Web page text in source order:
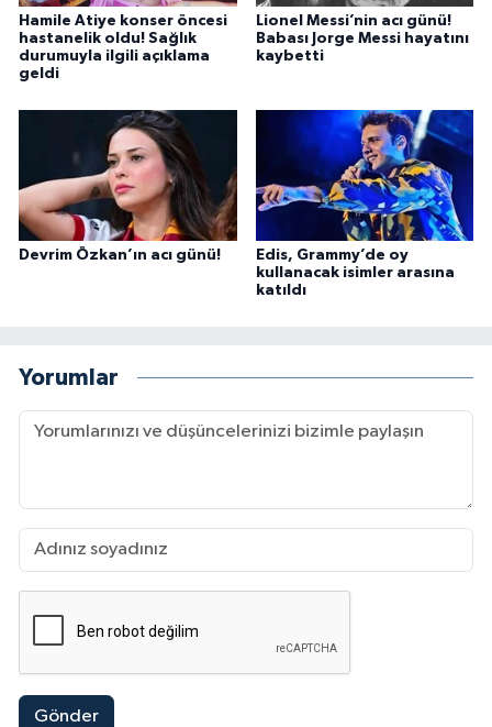
Hamile Atiye konser öncesi
hastanelik oldu! Sağlık
durumuyla ilgili açıklama
geldi
Lionel Messi’nin acı günü!
Babası Jorge Messi hayatını
kaybetti
Devrim Özkan’ın acı günü!
Edis, Grammy’de oy
kullanacak isimler arasına
katıldı
Yorumlar
Gönder